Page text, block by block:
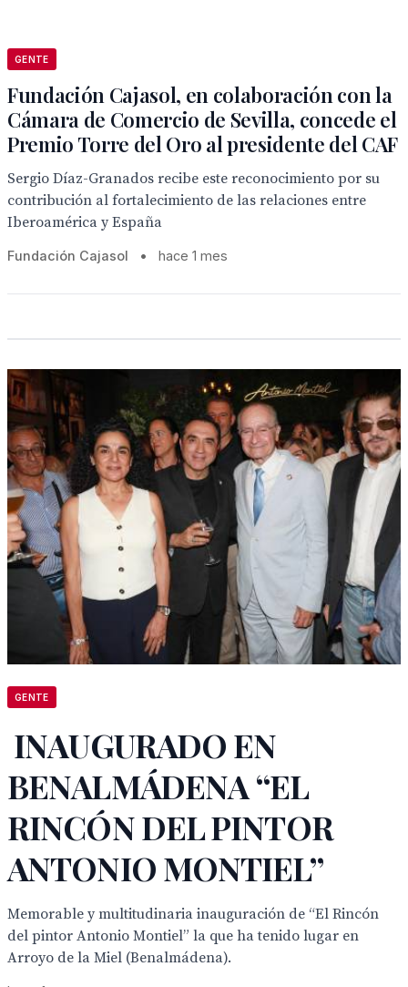
GENTE
Fundación Cajasol, en colaboración con la
Cámara de Comercio de Sevilla, concede el
Premio Torre del Oro al presidente del CAF
Sergio Díaz-Granados recibe este reconocimiento por su
contribución al fortalecimiento de las relaciones entre
Iberoamérica y España
Fundación Cajasol • hace 1 mes
GENTE
INAUGURADO EN
BENALMÁDENA “EL
RINCÓN DEL PINTOR
ANTONIO MONTIEL”
Memorable y multitudinaria inauguración de “El Rincón
del pintor Antonio Montiel” la que ha tenido lugar en
Arroyo de la Miel (Benalmádena).